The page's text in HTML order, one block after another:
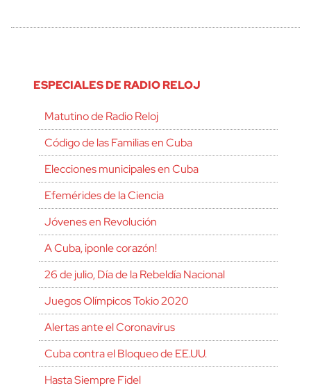
ESPECIALES DE RADIO RELOJ
Matutino de Radio Reloj
Código de las Familias en Cuba
Elecciones municipales en Cuba
Efemérides de la Ciencia
Jóvenes en Revolución
A Cuba, ¡ponle corazón!
26 de julio, Día de la Rebeldía Nacional
Juegos Olímpicos Tokio 2020
Alertas ante el Coronavirus
Cuba contra el Bloqueo de EE.UU.
Hasta Siempre Fidel